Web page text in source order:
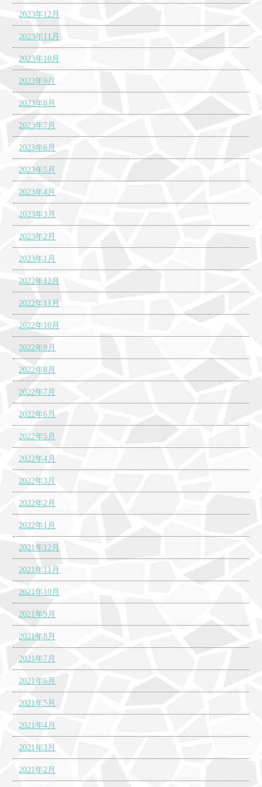
2023年12月
2023年11月
2023年10月
2023年9月
2023年8月
2023年7月
2023年6月
2023年5月
2023年4月
2023年3月
2023年2月
2023年1月
2022年12月
2022年11月
2022年10月
2022年9月
2022年8月
2022年7月
2022年6月
2022年5月
2022年4月
2022年3月
2022年2月
2022年1月
2021年12月
2021年11月
2021年10月
2021年9月
2021年8月
2021年7月
2021年6月
2021年5月
2021年4月
2021年3月
2021年2月